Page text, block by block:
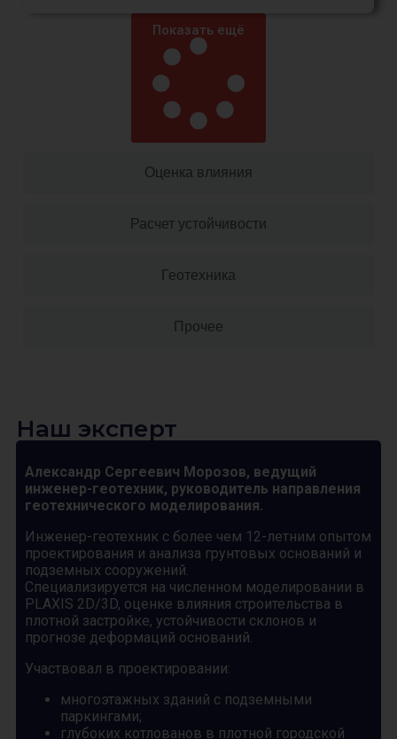
Оценка влияния
Расчет устойчивости
Геотехника
Прочее
Показать ещё
Наш эксперт
Александр Сергеевич Морозов, ведущий
инженер-геотехник, руководитель направления
геотехнического моделирования.
Инженер-геотехник с более чем 12-летним опытом
проектирования и анализа грунтовых оснований и
подземных сооружений.
Специализируется на численном моделировании в
PLAXIS 2D/3D, оценке влияния строительства в
плотной застройке, устойчивости склонов и
прогнозе деформаций оснований.
Участвовал в проектировании:
многоэтажных зданий с подземными
паркингами;
глубоких котлованов в плотной городской